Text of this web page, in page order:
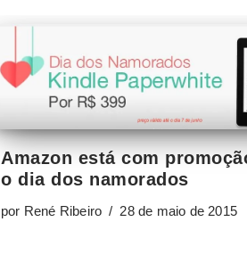
Amazon está com
o dia dos namorados
por René Ribeiro 28 de maio de 2015